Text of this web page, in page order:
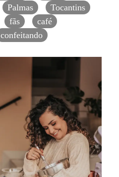
Palmas
Tocantins
fãs
café
confeitando